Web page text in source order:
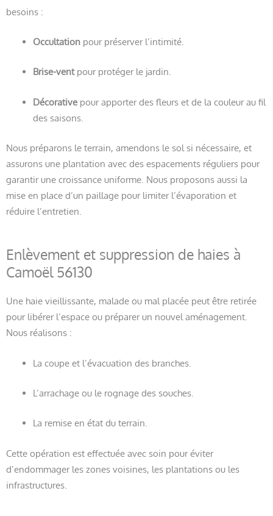
besoins :
Occultationpour préserver l’intimité.
Brise-ventpour protéger le jardin.
Décorativepour apporter des fleurs et de la couleur au fil
des saisons.
Nous préparons le terrain, amendons le sol si nécessaire, et
assurons une plantation avec des espacements réguliers pour
garantir une croissance uniforme. Nous proposons aussi la
mise en place d’un paillage pour limiter l’évaporation et
réduire l’entretien.
Enlèvement et suppression de haies à
Camoël 56130
Une haie vieillissante, malade ou mal placée peut être retirée
pour libérer l’espace ou préparer un nouvel aménagement.
Nous réalisons :
La coupe et l’évacuation des branches.
L’arrachage ou le rognage des souches.
La remise en état du terrain.
Cette opération est effectuée avec soin pour éviter
d’endommager les zones voisines, les plantations ou les
infrastructures.